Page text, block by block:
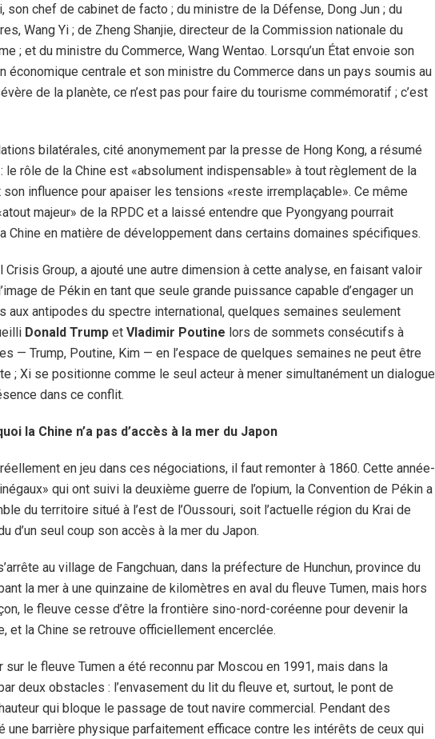
son chef de cabinet de facto ; du ministre de la Défense, Dong Jun ; du
Wang Yi ; de Zheng Shanjie, directeur de la Commission nationale du
; et du ministre du Commerce, Wang Wentao. Lorsqu’un État envoie son
économique centrale et son ministre du Commerce dans un pays soumis au
de la planète, ce n’est pas pour faire du tourisme commémoratif ; c’est
bilatérales, cité anonymement par la presse de Hong Kong, a résumé
le rôle de la Chine est «absolument indispensable» à tout règlement de la
influence pour apaiser les tensions «reste irremplaçable». Ce même
majeur» de la RPDC et a laissé entendre que Pyongyang pourrait
Chine en matière de développement dans certains domaines spécifiques.
Crisis Group, a ajouté une autre dimension à cette analyse, en faisant valoir
de Pékin en tant que seule grande puissance capable d’engager un
aux antipodes du spectre international, quelques semaines seulement
Donald Trump et Vladimir Poutine lors de sommets consécutifs à
— Trump, Poutine, Kim — en l’espace de quelques semaines ne peut être
; Xi se positionne comme le seul acteur à mener simultanément un dialogue
dans ce conflit.
la Chine n’a pas d’accès à la mer du Japon
en jeu dans ces négociations, il faut remonter à 1860. Cette année-
qui ont suivi la deuxième guerre de l’opium, la Convention de Pékin a
du territoire situé à l’est de l’Oussouri, soit l’actuelle région du Krai de
d’un seul coup son accès à la mer du Japon.
au village de Fangchuan, dans la préfecture de Hunchun, province du
la mer à une quinzaine de kilomètres en aval du fleuve Tumen, mais hors
le fleuve cesse d’être la frontière sino-nord-coréenne pour devenir la
et la Chine se retrouve officiellement encerclée.
sur le fleuve Tumen a été reconnu par Moscou en 1991, mais dans la
deux obstacles : l’envasement du lit du fleuve et, surtout, le pont de
qui bloque le passage de tout navire commercial. Pendant des
une barrière physique parfaitement efficace contre les intérêts de ceux qui